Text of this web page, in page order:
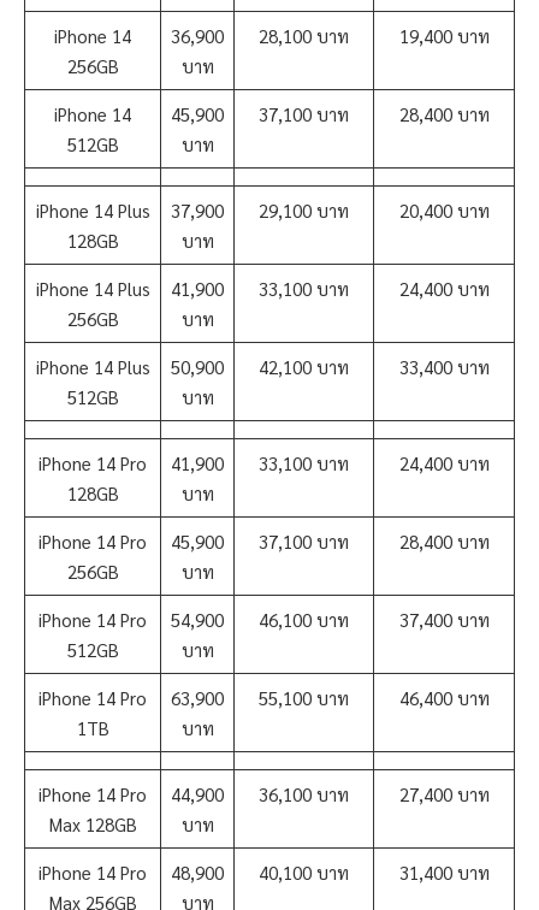
iPhone 14
256GB
36,900
บาท
28,100 บาท 19,400 บาท
iPhone 14
512GB
45,900
บาท
37,100 บาท 28,400 บาท
iPhone 14 Plus
128GB
37,900
บาท
29,100 บาท 20,400 บาท
iPhone 14 Plus
256GB
41,900
บาท
33,100 บาท 24,400 บาท
iPhone 14 Plus
512GB
50,900
บาท
42,100 บาท 33,400 บาท
iPhone 14 Pro
128GB
41,900
บาท
33,100 บาท 24,400 บาท
iPhone 14 Pro
256GB
45,900
บาท
37,100 บาท 28,400 บาท
iPhone 14 Pro
512GB
54,900
บาท
46,100 บาท 37,400 บาท
iPhone 14 Pro
1TB
63,900
บาท
55,100 บาท 46,400 บาท
iPhone 14 Pro
Max 128GB
44,900
บาท
36,100 บาท 27,400 บาท
iPhone 14 Pro
Max 256GB
48,900
บาท
40,100 บาท 31,400 บาท